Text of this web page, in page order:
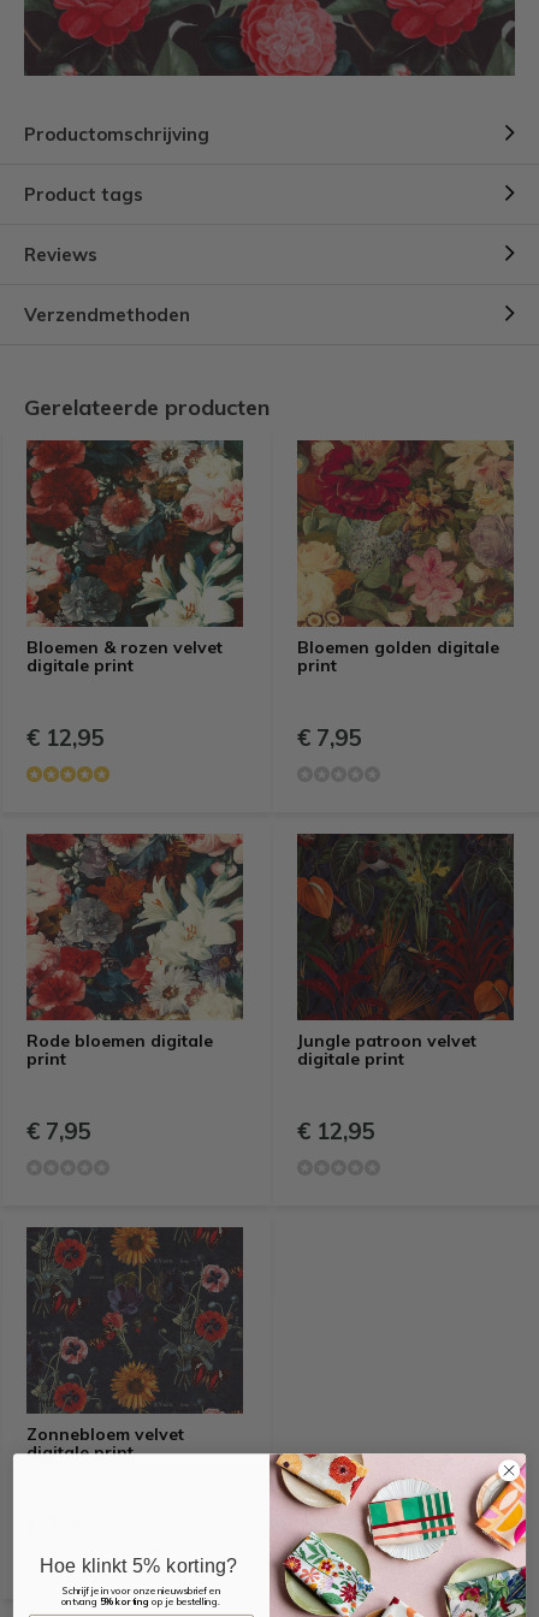
Productomschrijving
Product tags
Reviews
Verzendmethoden
Gerelateerde producten
Bloemen & rozen velvet
digitale print
€ 12,95
Bloemen golden digitale
print
€ 7,95
Rode bloemen digitale
print
€ 7,95
Jungle patroon velvet
digitale print
€ 12,95
Zonnebloem velvet
digitale print
Hoe klinkt 5% korting?
Schrijf je in voor onze nieuwsbrief en
ontvang 5% kortingop je bestelling.